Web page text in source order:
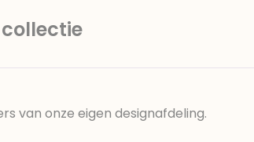
van onze eigen designafdeling.